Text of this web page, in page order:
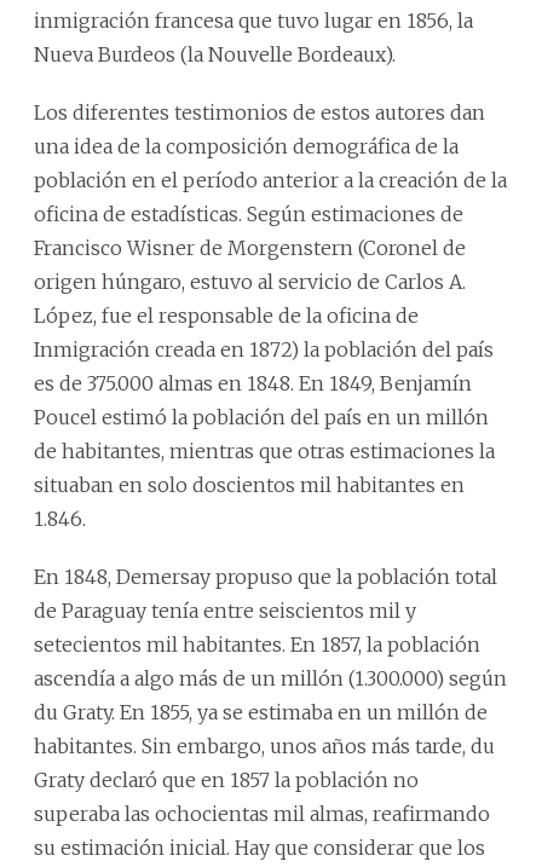
inmigración francesa que tuvo lugar en 1856, la
Nueva Burdeos (la Nouvelle Bordeaux).
Los diferentes testimonios de estos autores dan
una idea de la composición demográfica de la
población en el período anterior a la creación de la
oficina de estadísticas. Según estimaciones de
Francisco Wisner de Morgenstern (Coronel de
origen húngaro, estuvo al servicio de Carlos A.
López, fue el responsable de la oficina de
Inmigración creada en 1872) la población del país
es de 375.000 almas en 1848. En 1849, Benjamín
Poucel estimó la población del país en un millón
de habitantes, mientras que otras estimaciones la
situaban en solo doscientos mil habitantes en
1.846.
En 1848, Demersay propuso que la población total
de Paraguay tenía entre seiscientos mil y
setecientos mil habitantes. En 1857, la población
ascendía a algo más de un millón (1.300.000) según
du Graty. En 1855, ya se estimaba en un millón de
habitantes. Sin embargo, unos años más tarde, du
Graty declaró que en 1857 la población no
superaba las ochocientas mil almas, reafirmando
su estimación inicial. Hay que considerar que los